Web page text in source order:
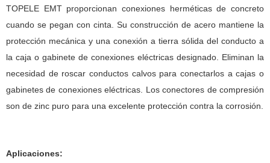
TOPELE EMT proporcionan conexiones herméticas de concreto
cuando se pegan con cinta. Su construcción de acero mantiene la
protección mecánica y una conexión a tierra sólida del conducto a
la caja o gabinete de conexiones eléctricas designado. Eliminan la
necesidad de roscar conductos calvos para conectarlos a cajas o
gabinetes de conexiones eléctricas. Los conectores de compresión
son de zinc puro para una excelente protección contra la corrosión.
Aplicaciones: